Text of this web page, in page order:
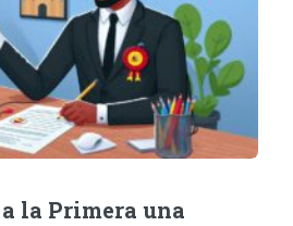
la Primera una